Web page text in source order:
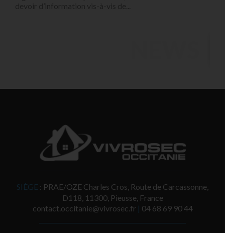
SIÈGE : PRAE/OZE Charles Cros, Route de Carcassonne,
D118, 11300, Pieusse, France
contact.occitanie@vivrosec.fr | ‭04 68 69 90 44‬